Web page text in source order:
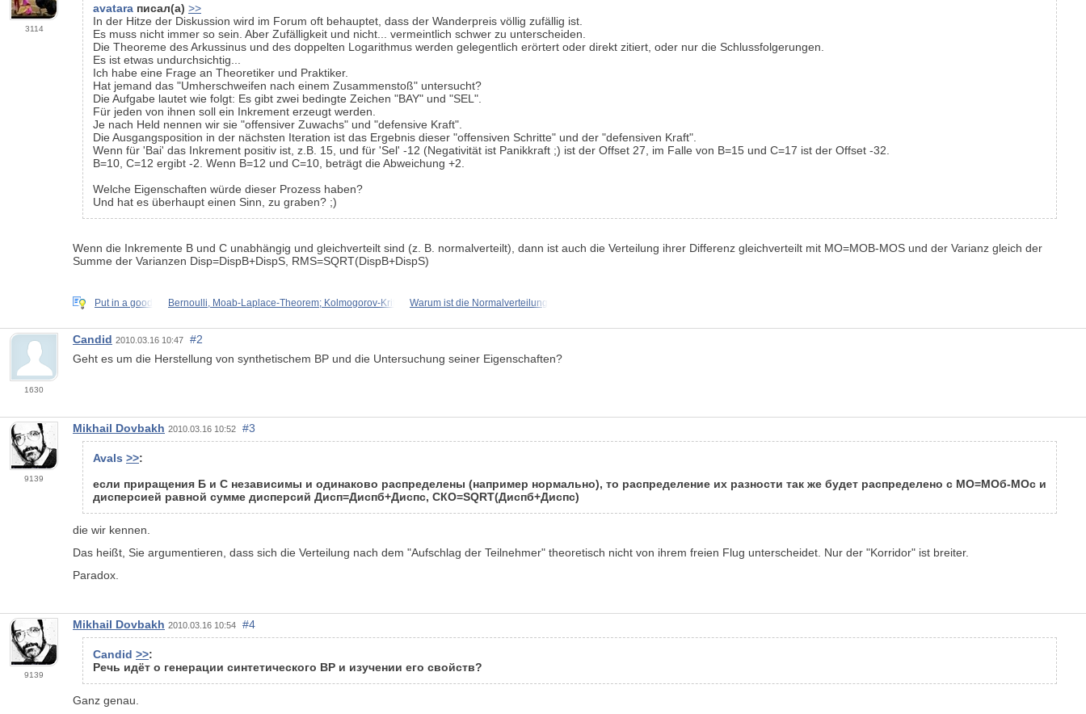
3114
avatara писал(а) >>
In der Hitze der Diskussion wird im Forum oft behauptet, dass der Wanderpreis völlig zufällig ist.
Es muss nicht immer so sein. Aber Zufälligkeit und nicht... vermeintlich schwer zu unterscheiden.
Die Theoreme des Arkussinus und des doppelten Logarithmus werden gelegentlich erörtert oder direkt zitiert, oder nur die Schlussfolgerungen.
Es ist etwas undurchsichtig...
Ich habe eine Frage an Theoretiker und Praktiker.
Hat jemand das "Umherschweifen nach einem Zusammenstoß" untersucht?
Die Aufgabe lautet wie folgt: Es gibt zwei bedingte Zeichen "BAY" und "SEL".
Für jeden von ihnen soll ein Inkrement erzeugt werden.
Je nach Held nennen wir sie "offensiver Zuwachs" und "defensive Kraft".
Die Ausgangsposition in der nächsten Iteration ist das Ergebnis dieser "offensiven Schritte" und der "defensiven Kraft".
Wenn für 'Bai' das Inkrement positiv ist, z.B. 15, und für 'Sel' -12 (Negativität ist Panikkraft ;) ist der Offset 27, im Falle von B=15 und C=17 ist der Offset -32.
B=10, C=12 ergibt -2. Wenn B=12 und C=10, beträgt die Abweichung +2.
Welche Eigenschaften würde dieser Prozess haben?
Und hat es überhaupt einen Sinn, zu graben? ;)
Wenn die Inkremente B und C unabhängig und gleichverteilt sind (z. B. normalverteilt), dann ist auch die Verteilung ihrer Differenz gleichverteilt mit MO=MOB-MOS und der Varianz gleich der
Summe der Varianzen Disp=DispB+DispS, RMS=SQRT(DispB+DispS)
Put in a good Bernoulli, Moab-Laplace-Theorem; Kolmogorov-Kriterium; Bernoulli-Schema;
Warum ist die Normalverteilung
1630
Candid 2010.03.16 10:47
#2
Geht es um die Herstellung von synthetischem BP und die Untersuchung seiner Eigenschaften?
9139
Mikhail Dovbakh 2010.03.16 10:52 #3
Avals >>:
если приращения Б и С независимы и одинаково распределены (например нормально), то распределение их разности так же будет распределено с МО=МОб-МОс и
дисперсией равной сумме дисперсий Дисп=Диспб+Диспс, СКО=SQRT(Диспб+Диспс)
die wir kennen.
Das heißt, Sie argumentieren, dass sich die Verteilung nach dem "Aufschlag der Teilnehmer" theoretisch nicht von ihrem freien Flug unterscheidet. Nur der "Korridor" ist breiter.
Paradox.
9139
Mikhail Dovbakh 2010.03.16 10:54 #4
Candid >>:
Речь идёт о генерации синтетического ВР и изучении его свойств?
Ganz genau.